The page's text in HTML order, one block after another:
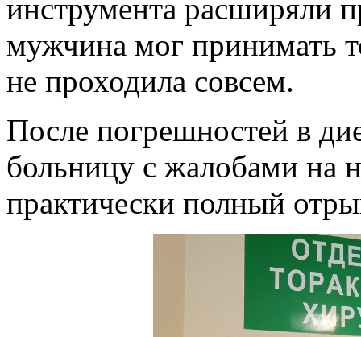
инструмента расширяли
мужчина мог принимать
не проходила совсем.
После погрешностей в
больницу с жалобами на
практически полный